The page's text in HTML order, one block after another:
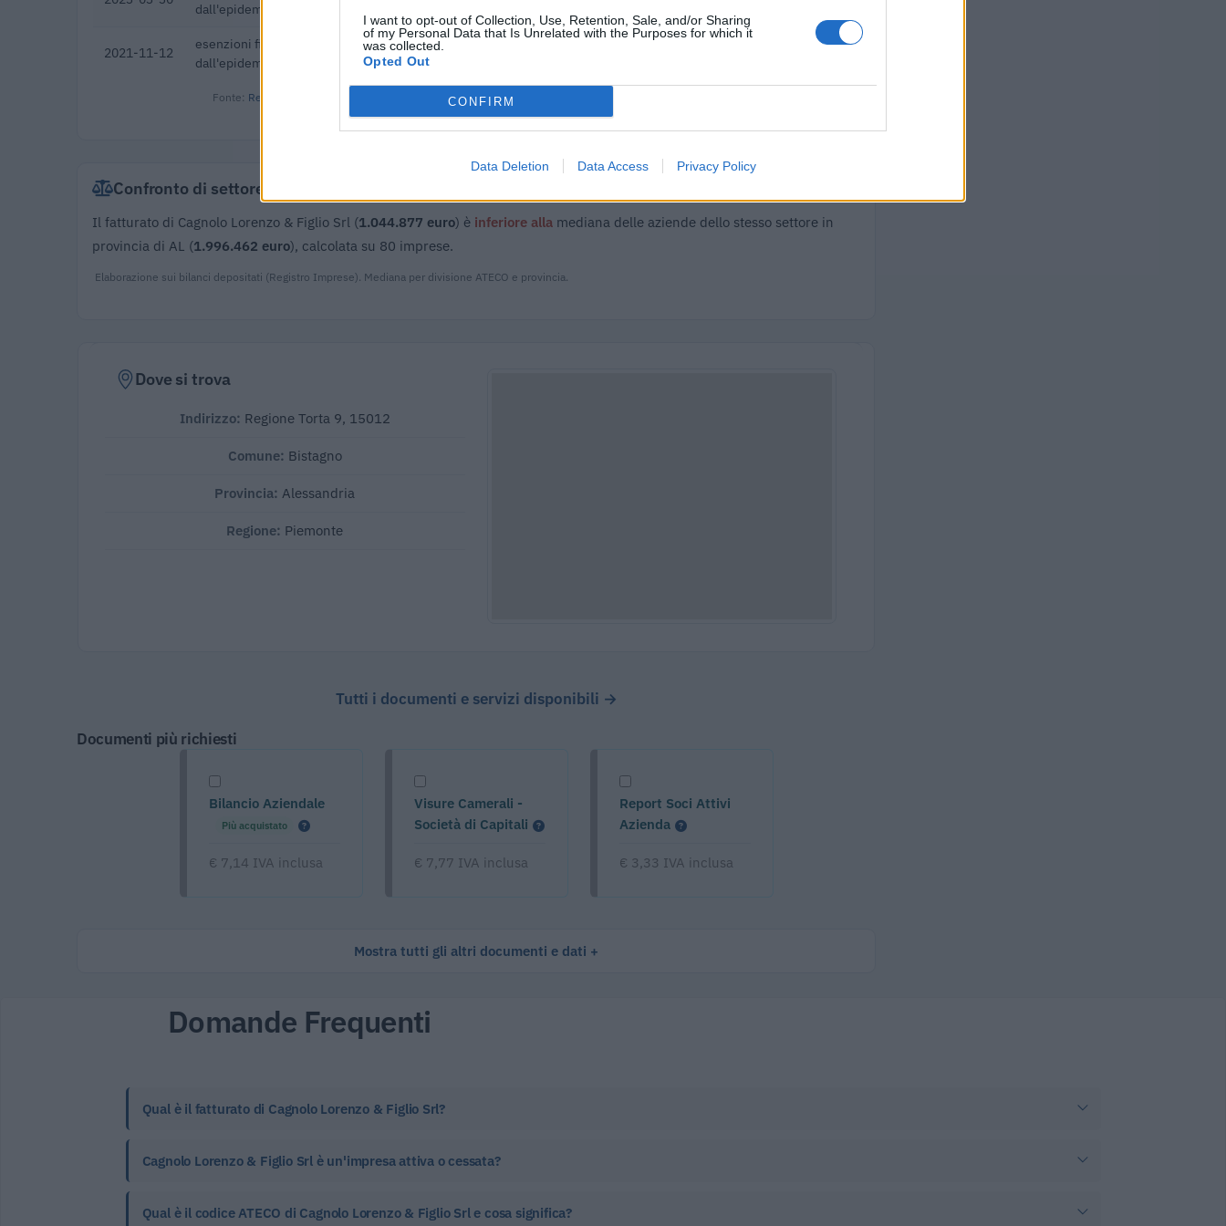
I want to opt-out of Collection, Use, Retention, Sale, and/or Sharing
of my Personal Data that Is Unrelated with the Purposes for which it
was collected.
Opted Out
CONFIRM
Data Deletion Data Access Privacy Policy
dall'epidemia di COVID-19 [con mo
2021-11-12
esenzioni fiscali e crediti d'imposta adottati a seguito della crisi economica causata
dall'epidemia di COVID-19 [con mo
Fonte: Registro Nazionale Aiuti di Stato (RNA) – Open Data, licenza IODL 2.0. Dati aggiornati al 2026-07-02.
Confronto di settore
Il fatturato di Cagnolo Lorenzo & Figlio Srl (1.044.877 euro) è inferiore alla mediana delle aziende dello stesso settore in
provincia di AL (1.996.462 euro), calcolata su 80 imprese.
Elaborazione sui bilanci depositati (Registro Imprese). Mediana per divisione ATECO e provincia.
Dove si trova
Indirizzo: Regione Torta 9, 15012
Comune: Bistagno
Provincia:Alessandria
Regione: Piemonte
Tutti i documenti e servizi disponibili →
Documenti più richiesti
Bilancio Aziendale
Più acquistato
€ 7,14 IVA inclusa
Visure Camerali -
Società di Capitali
€ 7,77 IVA inclusa
Report Soci Attivi
Azienda
€ 3,33 IVA inclusa
Mostra tutti gli altri documenti e dati
Domande Frequenti
Qual è il fatturato di Cagnolo Lorenzo & Figlio Srl?
Cagnolo Lorenzo & Figlio Srl è un'impresa attiva o cessata?
Qual è il codice ATECO di Cagnolo Lorenzo & Figlio Srl e cosa significa?